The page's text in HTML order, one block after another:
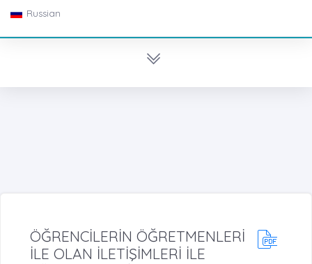
Russian
ÖĞRENCİLERİN ÖĞRETMENLERİ
İLE OLAN İLETİŞİMLERİ İLE